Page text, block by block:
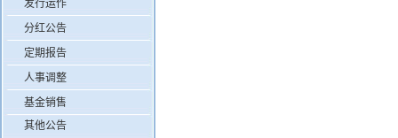
发行运作
分红公告
定期报告
人事调整
基金销售
其他公告